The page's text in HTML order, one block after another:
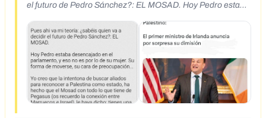
el futuro de Pedro Sánchez?: EL MOSAD. Hoy Pedro estaba
mujer. Su forma de moverse, su cara de preocupación... Yo
creo que la intentona de buscar aliados para reconocer a
Palestina como estado, ha hecho que el Mosad con todo lo
que tiene de Pegasus (os recuerdo la conexión entre
Marruecos e Israel), le haya dicho: tienes una semana para
dimitir. Si no lo haces, filtramos TODO. Fotos, videos, el
pasado de Begoña, vuestos negocios. Todo. Y algo me dice